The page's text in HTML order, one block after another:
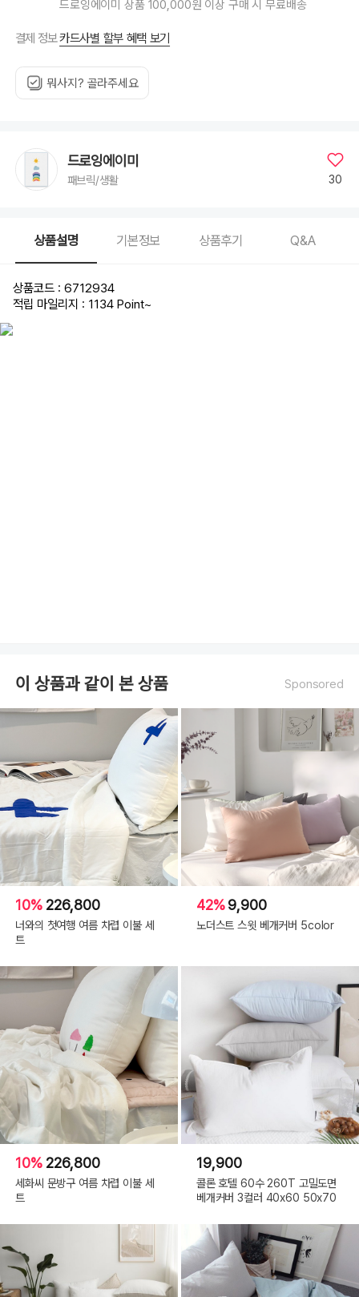
드로잉에이미 상품 100,000원 이상 구매 시 무료배송
결제 정보카드사별 할부 혜택 보기
뭐사지? 골라주세요
드로잉에이미
패브릭/생활 30
상품설명 기본정보 상품후기 Q&A
상품코드 : 6712934
적립 마일리지 : 1134 Point~
이 상품과 같이 본 상품 Sponsored
10% 226,800
너와의 첫여행 여름 차렵 이불 세
트
42%9,900
노더스트 스윗 베개커버 5color
10% 226,800
세화씨 문방구 여름 차렵 이불 세
트
19,900
콜론 호텔 60수 260T 고밀도면
베개커버 3컬러 40x60 50x70